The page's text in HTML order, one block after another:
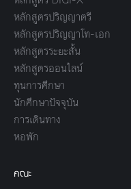
หลักสูตรปริญญาตรี
หลักสูตรปริญญาโท-เอก
หลักสูตรระยะสั้น
หลักสูตรออนไลน์
ทุนการศึกษา
นักศึกษาปัจจุบัน
การเดินทาง
หอพัก
คณะ